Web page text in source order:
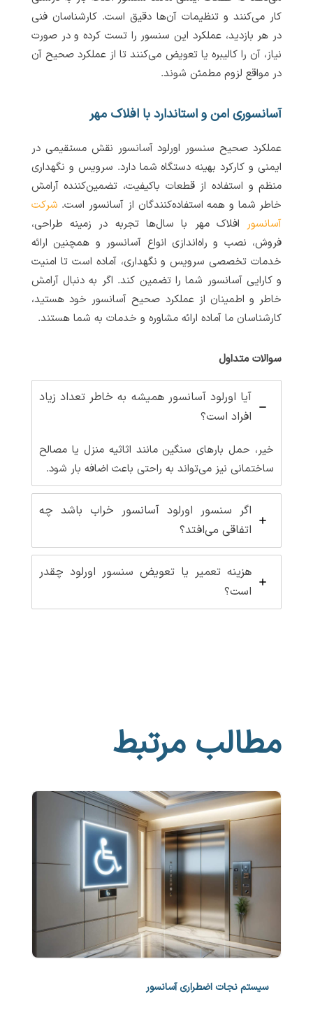
کار می‌کنند و تنظیمات آن‌ها دقیق است. کارشناسان فنی
در هر بازدید، عملکرد این سنسور را تست کرده و در صورت
نیاز، آن را کالیبره یا تعویض می‌کنند تا از عملکرد صحیح آن
در مواقع لزوم مطمئن شوند.
آسانسوری امن و استاندارد با افلاک مهر
عملکرد صحیح سنسور اورلود آسانسور نقش مستقیمی در
ایمنی و کارکرد بهینه دستگاه شما دارد. سرویس و نگهداری
منظم و استفاده از قطعات باکیفیت، تضمین‌کننده آرامش
خاطر شما و همه استفاده‌کنندگان از آسانسور است. شرکت
آسانسور افلاک مهر با سال‌ها تجربه در زمینه طراحی،
فروش، نصب و راه‌اندازی انواع آسانسور و همچنین ارائه
خدمات تخصصی سرویس و نگهداری، آماده است تا امنیت
و کارایی آسانسور شما را تضمین کند. اگر به دنبال آرامش
خاطر و اطمینان از عملکرد صحیح آسانسور خود هستید،
کارشناسان ما آماده ارائه مشاوره و خدمات به شما هستند.
سوالات متداول
آیا اورلود آسانسور همیشه به خاطر تعداد زیاد
افراد است؟
خیر، حمل بارهای سنگین مانند اثاثیه منزل یا مصالح
ساختمانی نیز می‌تواند به راحتی باعث اضافه بار شود.
اگر سنسور اورلود آسانسور خراب باشد چه
اتفاقی می‌افتد؟
هزینه تعمیر یا تعویض سنسور اورلود چقدر
است؟
مطالب مرتبط
سیستم نجات اضطراری آسانسور